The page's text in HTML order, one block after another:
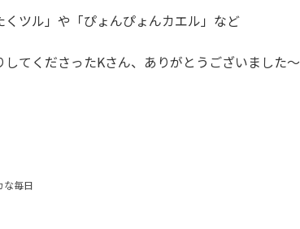
くツル」や「ぴょんぴょんカエル」など
てくださったKさん、ありがとうございました～
な毎日